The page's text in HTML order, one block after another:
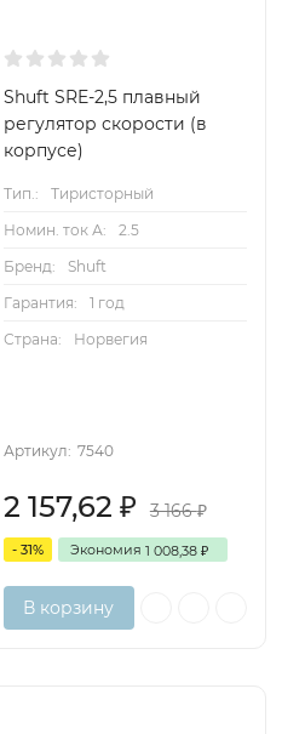
Shuft SRE-2,5 плавный
регулятор скорости (в
корпусе)
Тип.:
Тиристорный
Номин. ток А:
2.5
Бренд:
Shuft
Гарантия:
1 год
Страна:
Норвегия
Артикул: 7540
2 157,62 ₽ 3 166₽
- 31% Экономия 1 008,38 ₽
В корзину